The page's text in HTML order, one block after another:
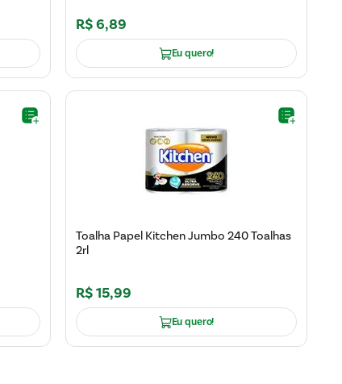
R$6,89
Eu quero!
Toalha Papel Kitchen Jumbo 240 Toalhas
2rl
R$15,99
Eu quero!